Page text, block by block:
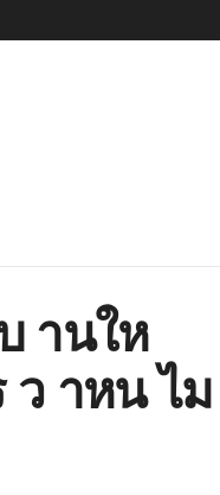
านให
าหน ไม